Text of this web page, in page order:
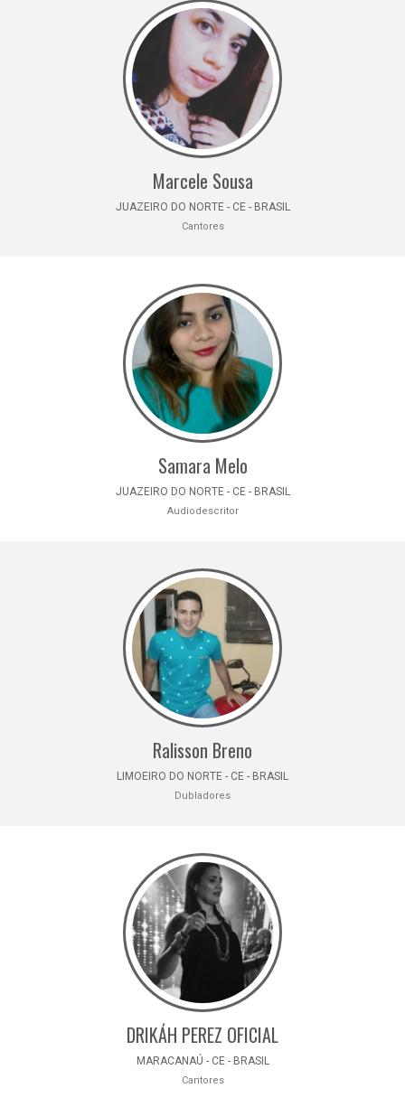
Marcele Sousa
JUAZEIRO DO NORTE - CE - BRASIL
Cantores
Samara Melo
JUAZEIRO DO NORTE - CE - BRASIL
Audiodescritor
Ralisson Breno
LIMOEIRO DO NORTE - CE - BRASIL
Dubladores
DRIKÁH PEREZ OFICIAL
MARACANAÚ - CE - BRASIL
Cantores